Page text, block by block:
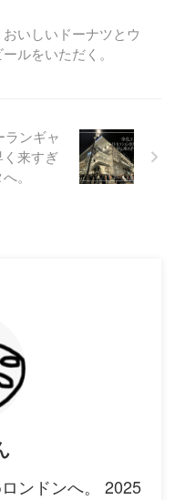
おいしいドーナツとウ
ルをいただく。
ランギャ
来すぎ
。
ンドンへ。 2025